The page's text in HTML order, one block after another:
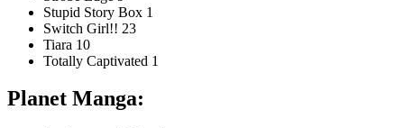
Stupid Story Box 1
Switch Girl!! 23
Tiara 10
Totally Captivated 1
Planet Manga: